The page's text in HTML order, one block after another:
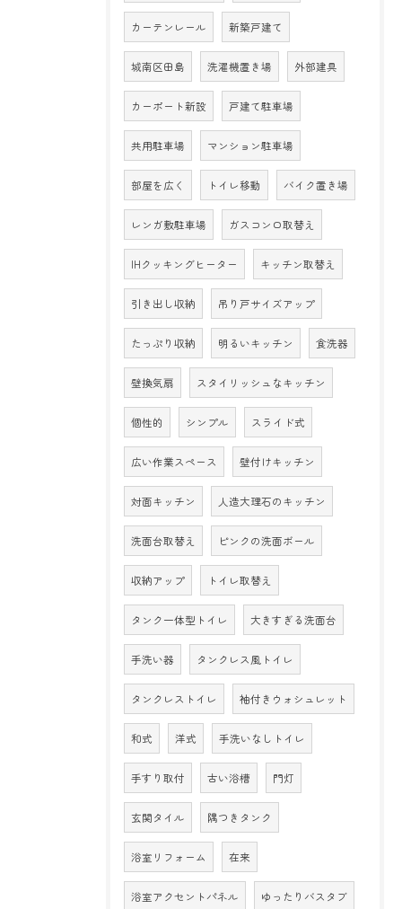
カーテンレール 新築戸建て
城南区田島 洗濯機置き場 外部建具
カーポート新設 戸建て駐車場
共用駐車場 マンション駐車場
部屋を広く トイレ移動 バイク置き場
レンガ敷駐車場 ガスコンロ取替え
IHクッキングヒーター キッチン取替え
引き出し収納 吊り戸サイズアップ
たっぷり収納 明るいキッチン 食洗器
壁換気扇 スタイリッシュなキッチン
個性的 シンプル スライド式
広い作業スペース 壁付けキッチン
対面キッチン 人造大理石のキッチン
洗面台取替え ピンクの洗面ボール
収納アップ トイレ取替え
タンク一体型トイレ 大きすぎる洗面台
手洗い器 タンクレス風トイレ
タンクレストイレ 袖付きウォシュレット
和式 洋式 手洗いなしトイレ
手すり取付 古い浴槽 門灯
玄関タイル 隅つきタンク
浴室リフォーム 在来
浴室アクセントパネル ゆったりバスタブ